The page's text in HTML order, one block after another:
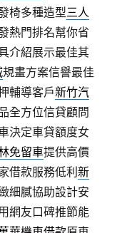
椅多種造型三人
熱門排名幫你省
介紹展示最佳其
規畫方案信譽最佳
輔導客戶新竹汽
全方位信貸顧問
決定車貸額度女
免留車提供高價
借款服務低利新
細膩協助設計安
網友口碑推節能